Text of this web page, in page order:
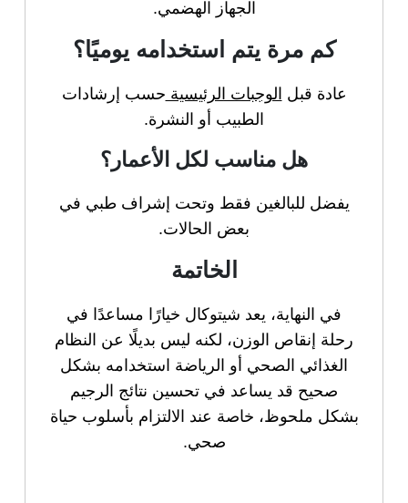
الجهاز الهضمي.
كم مرة يتم استخدامه يوميًا؟
عادة قبل الوجبات الرئيسية حسب إرشادات
الطبيب أو النشرة.
هل مناسب لكل الأعمار؟
يفضل للبالغين فقط وتحت إشراف طبي في
بعض الحالات.
الخاتمة
في النهاية، يعد شيتوكال خيارًا مساعدًا في
رحلة إنقاص الوزن، لكنه ليس بديلًا عن النظام
الغذائي الصحي أو الرياضة استخدامه بشكل
صحيح قد يساعد في تحسين نتائج الرجيم
بشكل ملحوظ، خاصة عند الالتزام بأسلوب حياة
صحي.